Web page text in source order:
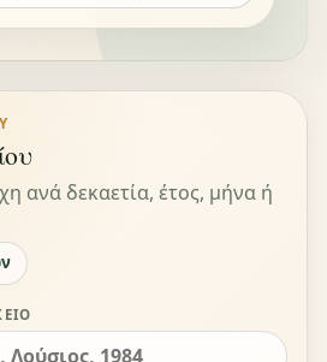
ανά δεκαετία, έτος, μήνα ή